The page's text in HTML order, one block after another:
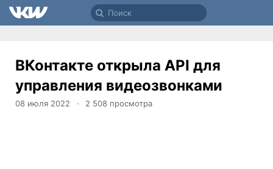
ВКонтакте открыла API для
управления видеозвонками
08 июля 2022 2 508 просмотра